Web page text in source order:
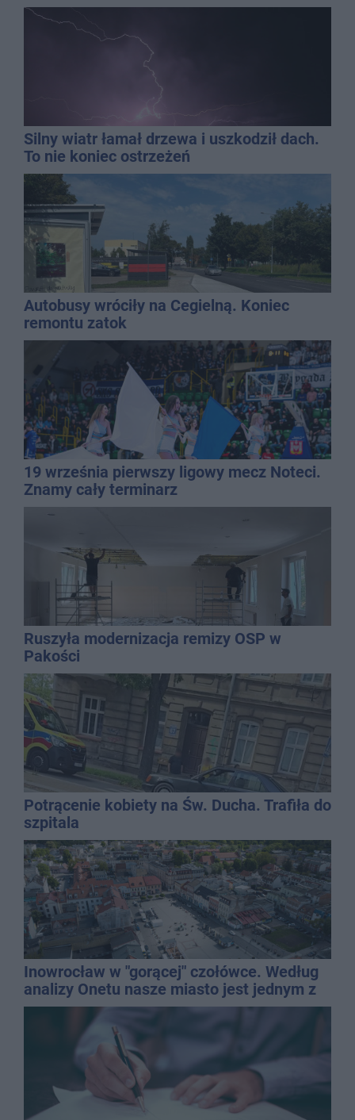
Silny wiatr łamał drzewa i uszkodził dach.
To nie koniec ostrzeżeń
Autobusy wróciły na Cegielną. Koniec
remontu zatok
19 września pierwszy ligowy mecz Noteci.
Znamy cały terminarz
Ruszyła modernizacja remizy OSP w
Pakości
Potrącenie kobiety na Św. Ducha. Trafiła do
szpitala
Inowrocław w "gorącej" czołówce. Według
analizy Onetu nasze miasto jest jednym z
najbardziej narażonych na upały